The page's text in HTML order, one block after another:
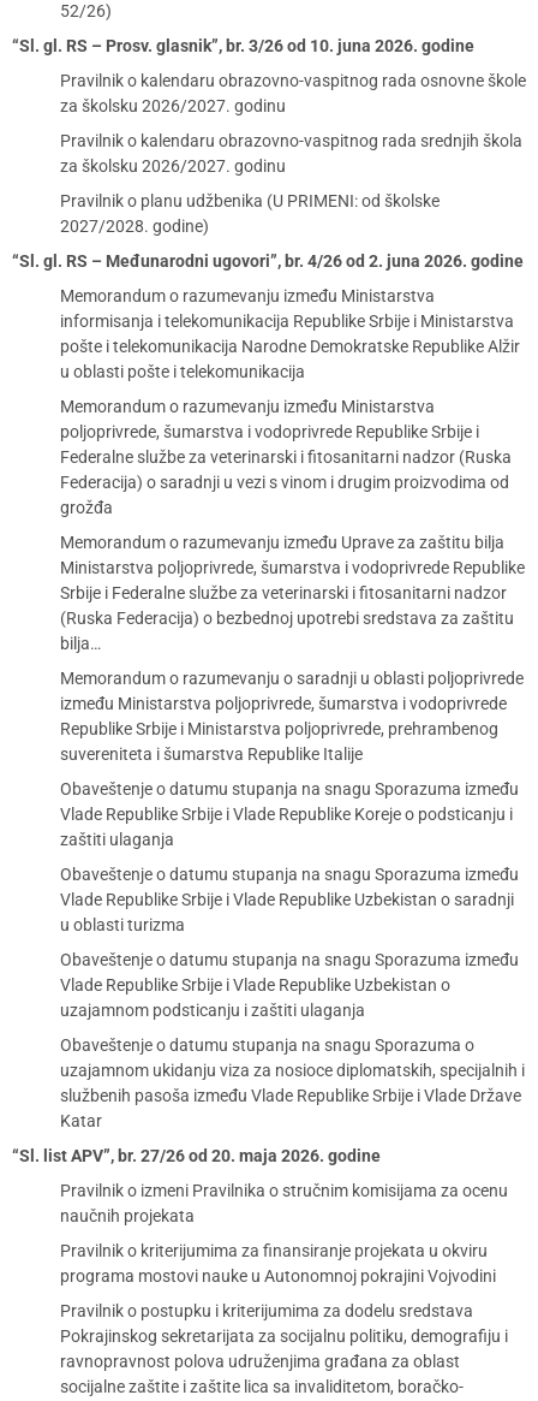
52/26)
“Sl. gl. RS – Prosv. glasnik”, br. 3/26 od 10. juna 2026. godine
Pravilnik o kalendaru obrazovno-vaspitnog rada osnovne škole
za školsku 2026/2027. godinu
Pravilnik o kalendaru obrazovno-vaspitnog rada srednjih škola
za školsku 2026/2027. godinu
Pravilnik o planu udžbenika (U PRIMENI: od školske
2027/2028. godine)
“Sl. gl. RS – Međunarodni ugovori”, br. 4/26 od 2. juna 2026. godine
Memorandum o razumevanju između Ministarstva
informisanja i telekomunikacija Republike Srbije i Ministarstva
pošte i telekomunikacija Narodne Demokratske Republike Alžir
u oblasti pošte i telekomunikacija
Memorandum o razumevanju između Ministarstva
poljoprivrede, šumarstva i vodoprivrede Republike Srbije i
Federalne službe za veterinarski i fitosanitarni nadzor (Ruska
Federacija) o saradnji u vezi s vinom i drugim proizvodima od
grožđa
Memorandum o razumevanju između Uprave za zaštitu bilja
Ministarstva poljoprivrede, šumarstva i vodoprivrede Republike
Srbije i Federalne službe za veterinarski i fitosanitarni nadzor
(Ruska Federacija) o bezbednoj upotrebi sredstava za zaštitu
bilja…
Memorandum o razumevanju o saradnji u oblasti poljoprivrede
između Ministarstva poljoprivrede, šumarstva i vodoprivrede
Republike Srbije i Ministarstva poljoprivrede, prehrambenog
suvereniteta i šumarstva Republike Italije
Obaveštenje o datumu stupanja na snagu Sporazuma između
Vlade Republike Srbije i Vlade Republike Koreje o podsticanju i
zaštiti ulaganja
Obaveštenje o datumu stupanja na snagu Sporazuma između
Vlade Republike Srbije i Vlade Republike Uzbekistan o saradnji
u oblasti turizma
Obaveštenje o datumu stupanja na snagu Sporazuma između
Vlade Republike Srbije i Vlade Republike Uzbekistan o
uzajamnom podsticanju i zaštiti ulaganja
Obaveštenje o datumu stupanja na snagu Sporazuma o
uzajamnom ukidanju viza za nosioce diplomatskih, specijalnih i
službenih pasoša između Vlade Republike Srbije i Vlade Države
Katar
“Sl. list APV”, br. 27/26 od 20. maja 2026. godine
Pravilnik o izmeni Pravilnika o stručnim komisijama za ocenu
naučnih projekata
Pravilnik o kriterijumima za finansiranje projekata u okviru
programa mostovi nauke u Autonomnoj pokrajini Vojvodini
Pravilnik o postupku i kriterijumima za dodelu sredstava
Pokrajinskog sekretarijata za socijalnu politiku, demografiju i
ravnopravnost polova udruženjima građana za oblast
socijalne zaštite i zaštite lica sa invaliditetom, boračko-